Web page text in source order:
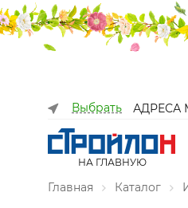
Выбрать АДРЕСА
НА ГЛАВНУЮ
Главная Каталог